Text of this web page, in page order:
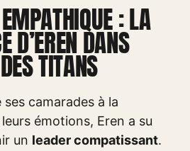
: LA
D’EREN DANS
TITANS
camarades à la
émotions, Eren a su
un leader compatissant.